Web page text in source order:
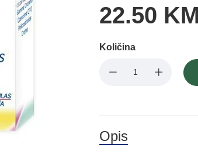
22.50 KM
Količina
Opis